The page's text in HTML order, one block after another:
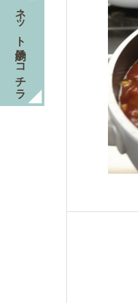
ネット予約はコチラ